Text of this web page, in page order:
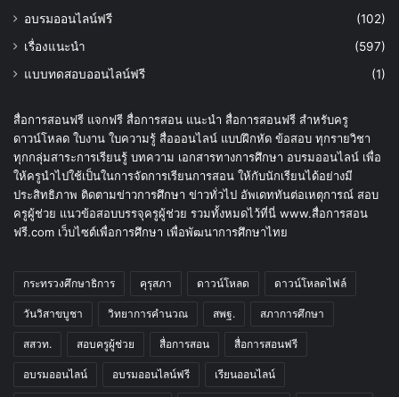
อบรมออนไลน์ฟรี
(102)
เรื่องแนะนำ
(597)
แบบทดสอบออนไลน์ฟรี
(1)
สื่อการสอนฟรี แจกฟรี สื่อการสอน แนะนำ สื่อการสอนฟรี สำหรับครู
ดาวน์โหลด ใบงาน ใบความรู้ สื่อออนไลน์ แบบฝึกหัด ข้อสอบ ทุกรายวิชา
ทุกกลุ่มสาระการเรียนรู้ บทความ เอกสารทางการศึกษา อบรมออนไลน์ เพื่อ
ให้ครูนำไปใช้เป็นในการจัดการเรียนการสอน ให้กับนักเรียนได้อย่างมี
ประสิทธิภาพ ติดตามข่าวการศึกษา ข่าวทั่วไป อัพเดททันต่อเหตุการณ์ สอบ
ครูผู้ช่วย แนวข้อสอบบรรจุครูผู้ช่วย รวมทั้งหมดไว้ที่นี่ www.สื่อการสอน
ฟรี.com เว็บไซต์เพื่อการศึกษา เพื่อพัฒนาการศึกษาไทย
กระทรวงศึกษาธิการ คุรุสภา ดาวน์โหลด ดาวน์โหลดไฟล์
วันวิสาขบูชา วิทยาการคำนวณ สพฐ. สภาการศึกษา
สสวท. สอบครูผู้ช่วย สื่อการสอน สื่อการสอนฟรี
อบรมออนไลน์ อบรมออนไลน์ฟรี เรียนออนไลน์